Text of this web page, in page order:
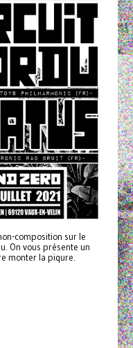
composition sur le
On vous présente un
monter la piqure.